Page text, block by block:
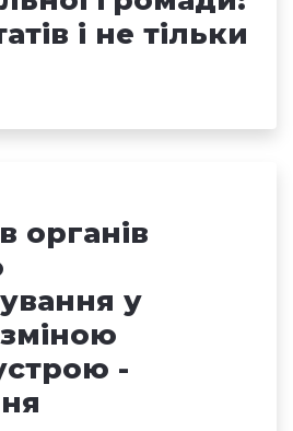
і не тільки
органів
у
зміною
-